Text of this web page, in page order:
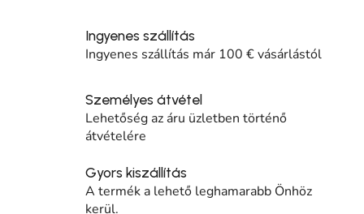
Ingyenes szállítás
Ingyenes szállítás már 100 € vásárlástól
Személyes átvétel
Lehetőség az áru üzletben történő
átvételére
Gyors kiszállítás
A termék a lehető leghamarabb Önhöz
kerül.